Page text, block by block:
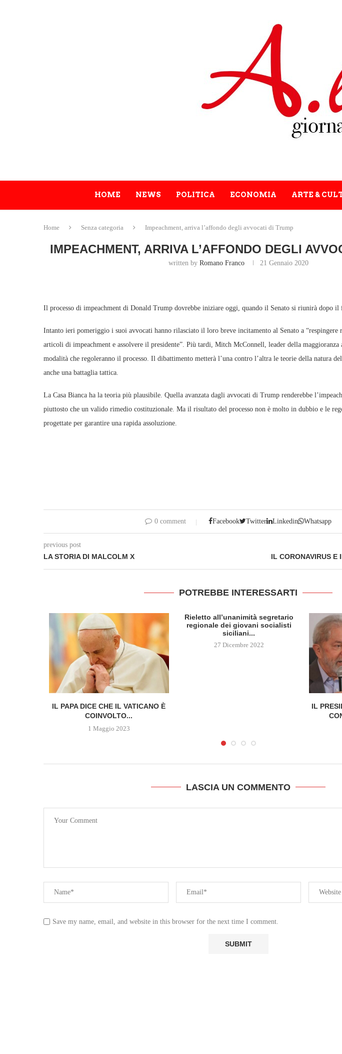
HOME NEWS POLITICA ECONOMIA ARTE &
Home Senza categoria Impeachment, arriva l’affondo degli avvocati di Trump
IMPEACHMENT, ARRIVA L’AFFONDO DEGLI
written by Romano Franco 21 Gennaio 2020
Il processo di impeachment di Donald Trump dovrebbe iniziare oggi, quando il Senato si riunirà dopo il
Intanto ieri pomeriggio i suoi avvocati hanno rilasciato il loro breve incitamento al Senato a “respingere
articoli di impeachment e assolvere il presidente”. Più tardi, Mitch McConnell, leader della maggioranza
modalità che regoleranno il processo. Il dibattimento metterà l’una contro l’altra le teorie della natura
anche una battaglia tattica.
La Casa Bianca ha la teoria più plausibile. Quella avanzata dagli avvocati di Trump renderebbe
piuttosto che un valido rimedio costituzionale. Ma il risultato del processo non è molto in dubbio e le
progettate per garantire una rapida assoluzione.
0 comment Facebook Twitter Linkedin Whatsapp
previous post
LA STORIA DI MALCOLM X IL CORONAVIRUS E
POTREBBE INTERESSARTI
IL PAPA DICE CHE IL VATICANO È
COINVOLTO...
1 Maggio 2023
Rieletto all’unanimità segretario
regionale dei giovani socialisti
siciliani...
27 Dicembre 2022
IL
LASCIA UN COMMENTO
Save my name, email, and website in this browser for the next time I comment.